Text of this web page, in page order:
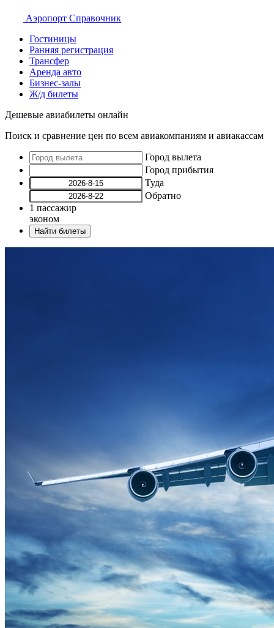
Аэропорт Справочник
Гостиницы
Ранняя регистрация
Трансфер
Аренда авто
Бизнес-залы
Ж/д билеты
Дешевые авиабилеты онлайн
Поиск и сравнение цен по всем авиакомпаниям и авиакассам
Город вылета
Город прибытия
Туда
Обратно
1 пассажир
эконом
Найти билеты